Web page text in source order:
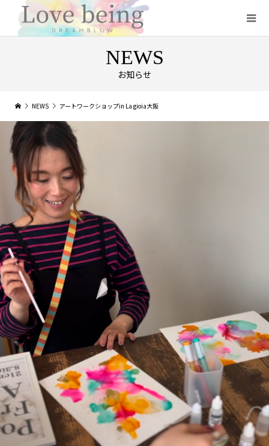
NEWS
お知らせ
NEWS アートワークショップin La gioia大阪